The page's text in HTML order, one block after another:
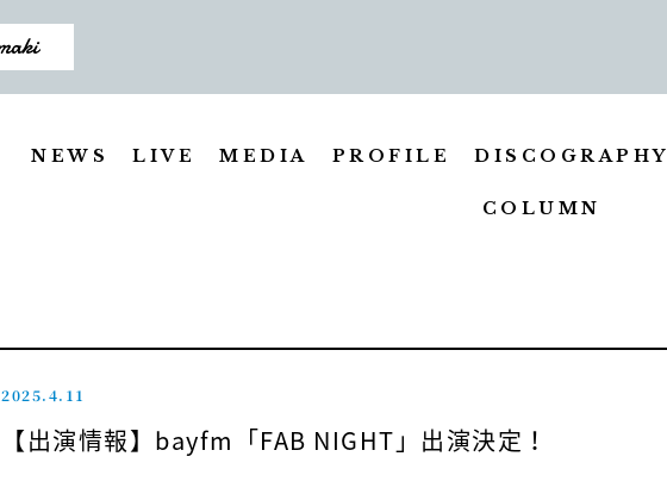
NEWS LIVE MEDIA PROFILE DISCOGRAPHY
COLUMN
2025.4.11
【出演情報】bayfm「FAB NIGHT」出演決定！